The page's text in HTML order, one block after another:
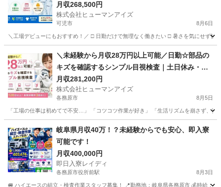
以上
月収268,500円
株式会社ヒューマンアイズ
可児市 8月6日
＼工場デビューにもおすすめ！／ □ 日勤だけで無理なく働きたい □ 暑さを気にせず
工場
＼未経験から月収28万円以上可能／日勤☆部品の
キズを確認するシンプル目視検査｜土日休み・未
経験歓迎・駅チカ♪
月収281,200円
株式会社ヒューマンアイズ
各務原市 8月5日
「工場の仕事は初めてで不安…」 「コツコツ作業が好き」 「生活リズムを崩さず、
工場 未経験
岐阜県月収40万！？未経験からでも安心、即入寮
可能です！
月収400,000円
即日入寮レイディ
各務原市役所前駅 8月3日
🚐 ハイエースの組立・検査作業スタッフ募集！ 📍勤務地：岐阜県各務原市 💰時給：